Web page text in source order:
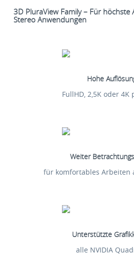
3D PluraView Family – Für
Stereo Anwendungen
Hohe
FullHD, 2,5K oder 4K
Weiter
für komfortables Arbeiten
Unterstützte
alle NVIDIA